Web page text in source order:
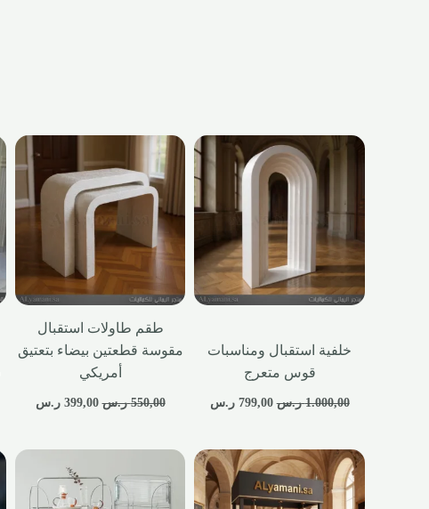
خلفية استقبال ومناسبات
قوس متعرج
1.000,00 ر.س 799,00 ر.س
طقم طاولات استقبال
مقوسة قطعتين بيضاء بتعتيق
أمريكي
550,00 ر.س 399,00 ر.س